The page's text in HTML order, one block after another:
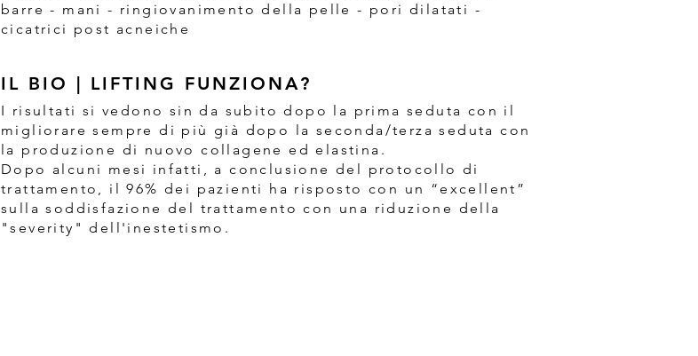
barre - mani - ringiovanimento della pelle - pori dilatati -
cicatrici post acneiche
IL BIO | LIFTING FUNZIONA?​
I risultati si vedono sin da subito dopo la prima seduta con il
migliorare sempre di più già dopo la seconda/terza seduta con
la produzione di nuovo collagene ed elastina.
Dopo alcuni mesi infatti, a conclusione del protocollo di
trattamento, il 96% dei pazienti ha risposto con un “excellent”
sulla soddisfazione del trattamento con una riduzione della
"severity" dell'inestetismo.